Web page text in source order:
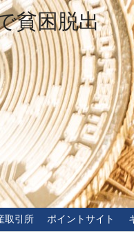
貧困脱出
取引所 ポイントサイト